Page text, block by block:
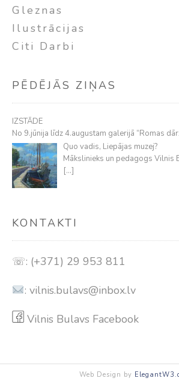
Gleznas
Ilustrācijas
Citi Darbi
PĒDĒJĀS ZIŅAS
IZSTĀDE
No 9.jūnija līdz 4.augustam galerijā “Romas
Quo vadis, Liepājas muzej?
Mākslinieks un pedagogs Vilnis
[…]
KONTAKTI
☏: (+371) 29 953 811
: vilnis.bulavs@inbox.lv
Vilnis Bulavs Facebook
Web Design by